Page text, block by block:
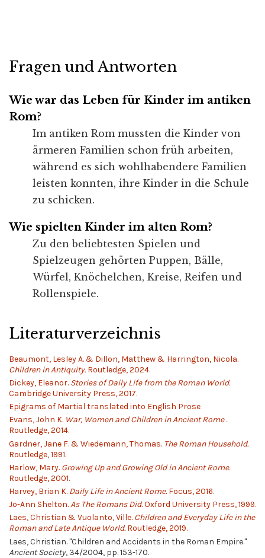
Fragen und Antworten
Wie war das Leben für Kinder im antiken
Rom?
Im antiken Rom mussten die Kinder von
ärmeren Familien schon früh arbeiten,
während es sich wohlhabendere Familien
leisten konnten, ihre Kinder in die Schule
zu schicken.
Wie spielten Kinder im alten Rom?
Zu den beliebtesten Spielen und
Spielzeugen gehörten Puppen, Bälle,
Würfel, Knöchelchen, Kreise, Reifen und
Rollenspiele.
Literaturverzeichnis
Beaumont, Lesley A. & Dillon, Matthew & Harrington, Nicola.
Children in Antiquity.Routledge, 2024.
Dickey, Eleanor. Stories of Daily Life from the Roman World.
Cambridge University Press, 2017.
Epigrams of Martial translated into English Prose
Evans, John K. War, Women and Children in Ancient Rome .
Routledge, 2014.
Gardner, Jane F. & Wiedemann, Thomas. The Roman Household.
Routledge, 1991.
Harlow, Mary. Growing Up and Growing Old in Ancient Rome.
Routledge, 2001.
Harvey, Brian K. Daily Life in Ancient Rome.Focus, 2016.
Jo-Ann Shelton.As The Romans Did.Oxford University Press, 1999.
Laes, Christian & Vuolanto, Ville. Children and Everyday Life in the
Roman and Late Antique World.Routledge, 2019.
Laes, Christian. "Children and Accidents in the Roman Empire."
Ancient Society, 34/2004, pp. 153-170.